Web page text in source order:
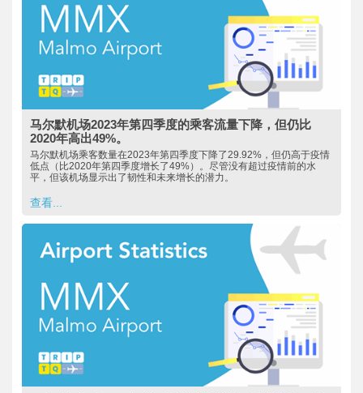
马尔默机场2023年第四季度的乘客流量下降，但仍比
2020年高出49%。
马尔默机场乘客数量在2023年第四季度下降了29.92%，但仍高于疫情
低点（比2020年第四季度增长了49%）。尽管没有超过疫情前的水
平，但该机场显示出了韧性和未来增长的潜力。
查看...